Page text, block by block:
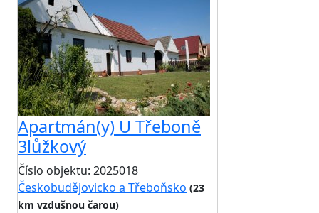
Apartmán(y) U Třeboně
3lůžkový
Číslo objektu: 2025018
Českobudějovicko a Třeboňsko (23
km vzdušnou čarou)